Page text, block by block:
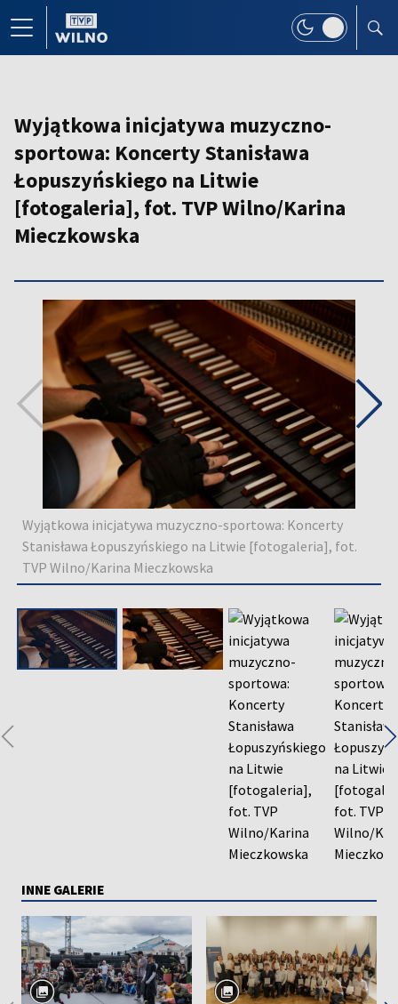
Wyjątkowa inicjatywa muzyczno-
sportowa: Koncerty Stanisława
Łopuszyńskiego na Litwie
[fotogaleria], fot. TVP Wilno/Karina
Mieczkowska
Wyjątkowa inicjatywa muzyczno-sportowa: Koncerty
Stanisława Łopuszyńskiego na Litwie [fotogaleria], fot.
TVP Wilno/Karina Mieczkowska
◀ ▶
INNE GALERIE